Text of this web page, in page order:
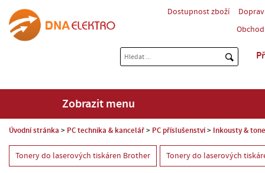
Dostupnost zboží
Zobrazit menu
Úvodní stránka PC technika & kancelář PC příslušenství Inkousty &
Tonery do laserových tiskáren Brother Tonery do laserových